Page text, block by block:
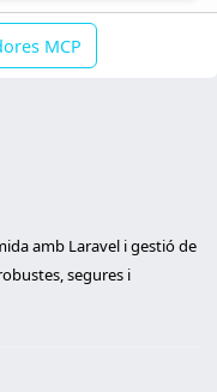
MCP
amb Laravel i gestió de
segures i